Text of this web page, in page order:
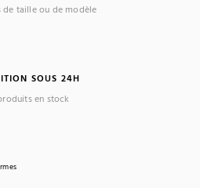
de taille ou de modèle
SOUS 24H
en stock